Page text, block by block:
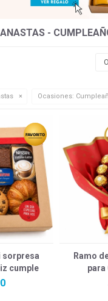
-
Ocasiones:
sorpresa
cumple
Ramo
para